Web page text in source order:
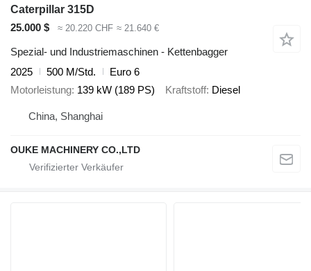
Caterpillar 315D
25.000 $
≈ 20.220 CHF ≈ 21.640 €
Spezial- und Industriemaschinen - Kettenbagger
2025
500 M/Std.
Euro 6
Motorleistung 139 kW (189 PS) Kraftstoff Diesel
China, Shanghai
OUKE MACHINERY CO.,LTD